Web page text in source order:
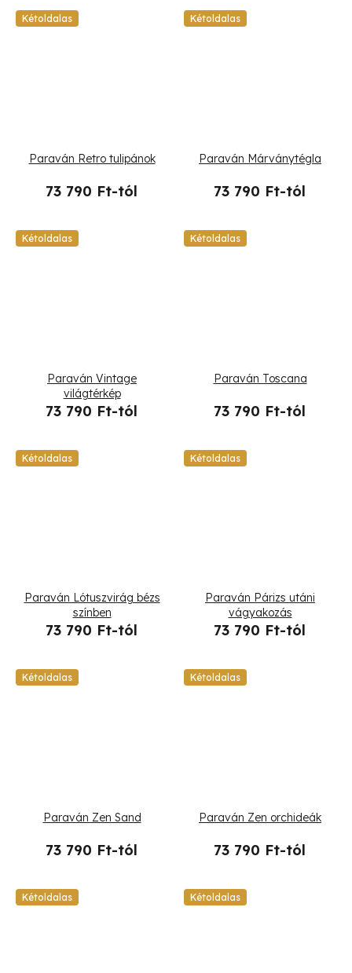
Kétoldalas
Paraván Retro tulipánok
73 790 Ft-tól
Kétoldalas
Paraván Márványtégla
73 790 Ft-tól
Kétoldalas
Paraván Vintage
világtérkép
73 790 Ft-tól
Kétoldalas
Paraván Toscana
73 790 Ft-tól
Kétoldalas
Paraván Lótuszvirág bézs
színben
73 790 Ft-tól
Kétoldalas
Paraván Párizs utáni
vágyakozás
73 790 Ft-tól
Kétoldalas
Paraván Zen Sand
73 790 Ft-tól
Kétoldalas
Paraván Zen orchideák
73 790 Ft-tól
Kétoldalas Kétoldalas